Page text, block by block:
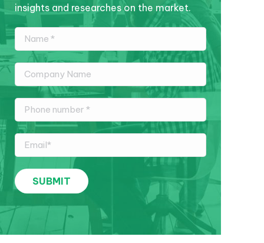
insights and researches on the market.